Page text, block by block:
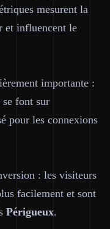
mesurent la
et influencent le
importante :
se font sur
pour les connexions
: les visiteurs
facilement et sont
Périgueux.